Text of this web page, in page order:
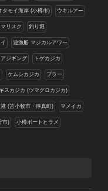
タモイ海岸 (小樽市) ウキルアー
リスク 釣り堀
遊漁船 マジカルアワー
アジギング トゲカジカ
ケムシカジカ ブラー
ギスカジカ (ツマグロカジカ)
(苫小牧市・厚真町) マメイカ
市) 小樽ボートヒラメ